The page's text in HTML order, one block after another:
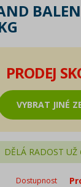
PRODEJ
VYBRAT JINÉ
DĚLÁ RADOST UŽ
Dostupnost